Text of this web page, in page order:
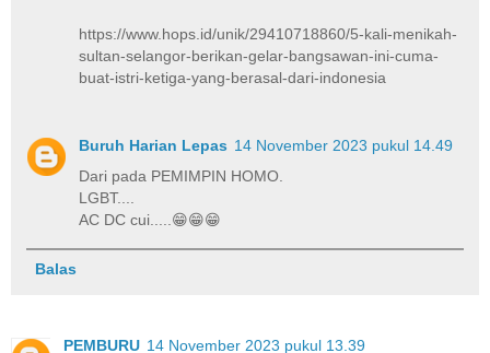
https://www.hops.id/unik/29410718860/5-kali-menikah-
sultan-selangor-berikan-gelar-bangsawan-ini-cuma-
buat-istri-ketiga-yang-berasal-dari-indonesia
Buruh Harian Lepas 14 November 2023 pukul 14.49
Dari pada PEMIMPIN HOMO.
LGBT....
AC DC cui.....😁😁😁
Balas
PEMBURU 14 November 2023 pukul 13.39